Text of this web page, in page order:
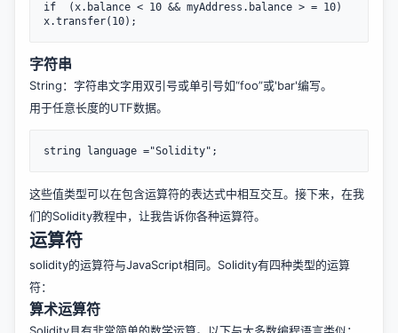
if  (x.balance < 10 && myAddress.balance > = 10)
字符串
String：字符串文字用双引号或单引号如“foo”或'bar'编写。
用于任意长度的UTF数据。
这些值类型可以在包含运算符的表达式中相互交互。接下来，在我
们的Solidity教程中，让我告诉你各种运算符。
运算符
solidity的运算符与JavaScript相同。Solidity有四种类型的运算
符：
算术运算符